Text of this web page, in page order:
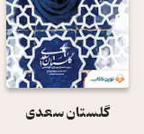
گلستان سعدی